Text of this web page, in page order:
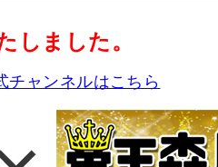
しました。
ャンネルはこちら